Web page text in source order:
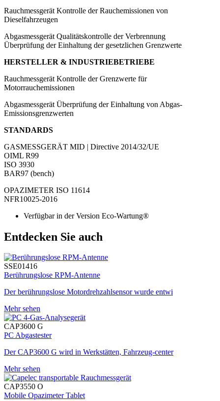
Rauchmessgerät Kontrolle der Rauchemissionen von
Dieselfahrzeugen
Abgasmessgerät Qualitätskontrolle der Verbrennung
Überprüfung der Einhaltung der gesetzlichen Grenzwerte
HERSTELLER & INDUSTRIEBETRIEBE
Rauchmessgerät Kontrolle der Grenzwerte für
Motorrauchemissionen
Abgasmessgerät Überprüfung der Einhaltung von Abgas-
Emissionsgrenzwerten
STANDARDS
GASMESSGERÄT MID | Directive 2014/32/UE
OIML R99
ISO 3930
BAR97 (bench)
OPAZIMETER ISO 11614
NFR10025-2016
Verfügbar in der Version Eco-Wartung®
Entdecken Sie auch
SSE01416
Berührungslose RPM-Antenne
Der berührungslose Motordrehzahlsensor wurde entwi
Mehr sehen
CAP3600 G
PC Abgastester
Der CAP3600 G wird in Werkstätten, Fahrzeug-center
Mehr sehen
CAP3550 O
Mobile Opazimeter Tablet